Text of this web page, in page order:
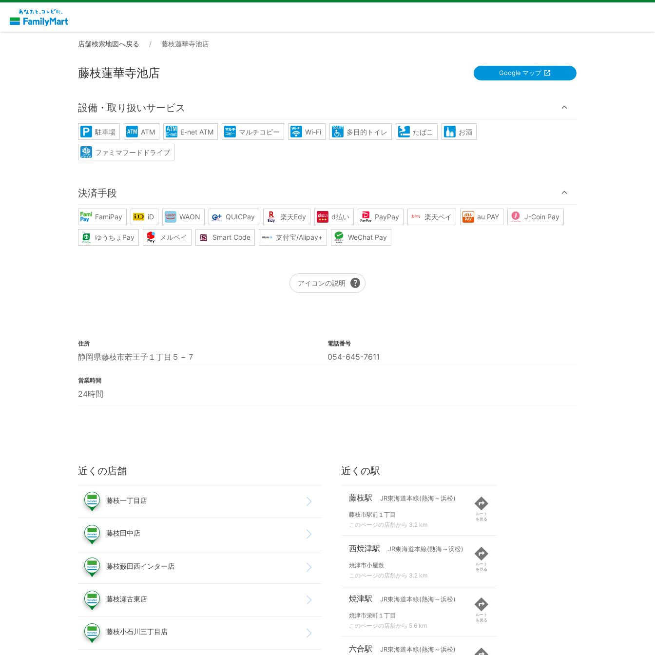
店舗検索地図へ戻る 藤枝蓮華寺池店
藤枝蓮華寺池店 Google マップ
設備・取り扱いサービス
駐車場 ATM E-net ATM マルチコピー Wi-Fi 多目的トイレ たばこ お酒
ファミマフードドライブ
決済手段
FamiPay iD WAON QUICPay 楽天Edy d払い PayPay 楽天ペイ au PAY J-Coin Pay
ゆうちょPay メルペイ Smart Code 支付宝/Alipay+ WeChat Pay
アイコンの説明 help
住所
静岡県藤枝市若王子１丁目５－７
電話番号
054-645-7611
営業時間
24時間
近くの店舗
藤枝一丁目店
藤枝田中店
藤枝藪田西インター店
藤枝瀬古東店
藤枝小石川三丁目店
近くの駅
藤枝駅 JR東海道本線(熱海～浜松)
藤枝市駅前１丁目
このページの店舗から 3.2 km
ルート
を見る
西焼津駅 JR東海道本線(熱海～浜松)
焼津市小屋敷
このページの店舗から 3.2 km
ルート
を見る
焼津駅 JR東海道本線(熱海～浜松)
焼津市栄町１丁目
このページの店舗から 5.6 km
ルート
を見る
六合駅 JR東海道本線(熱海～浜松)